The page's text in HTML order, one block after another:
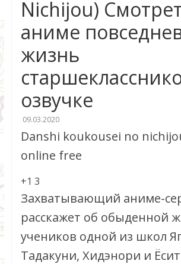
Nichijou)
аниме
жизнь
озвучке
09.03.2020
Danshi koukousei no
online free
+1 3
Захватывающий аниме-
расскажет об обыденной
учеников одной из школ
Тадакуни, Хидэнори и